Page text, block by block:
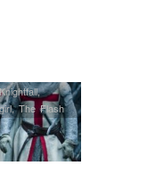
,
,The Flash